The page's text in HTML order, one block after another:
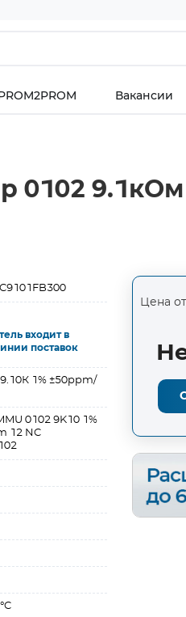
Вакансии
9.1кОм
входит в
поставок
1% ±50ppm/
0102 9K10 1%
12 NC
Цена